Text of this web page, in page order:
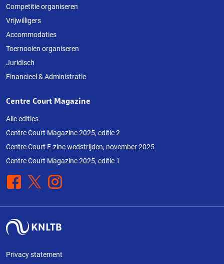
Competitie organiseren
Vrijwilligers
Accommodaties
Toernooien organiseren
Juridisch
Financieel & Administratie
Centre Court Magazine
Alle edities
Centre Court Magazine 2025, editie 2
Centre Court E-zine wedstrijden, november 2025
Centre Court Magazine 2025, editie 1
Facebook
X Instagram
Privacy statement